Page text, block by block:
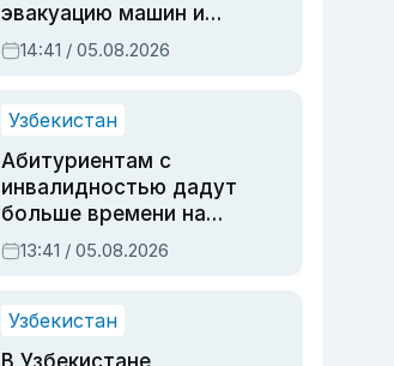
эвакуацию машин и
штрафстоянки
14:41 / 05.08.2026
Узбекистан
Абитуриентам с
инвалидностью дадут
больше времени на
вступительных
экзаменах
13:41 / 05.08.2026
Узбекистан
В Узбекистане